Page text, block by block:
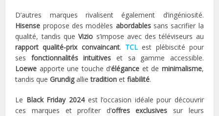
D’autres marques rivalisent également d’ingéniosité.
Hisense propose des modèles abordablessans sacrifier la
qualité, tandis queVizio s’impose avec des téléviseurs au
rapport qualité-prix convaincant. TCL est plébiscité pour
ses fonctionnalités intuitives et sa gamme accessible.
Loewe apporte une touche d’élégance et de minimalisme,
tandis queGrundigallietradition etfiabilité.
Le Black Friday 2024est l’occasion idéale pour découvrir
ces marques et profiter d’offres exclusives sur leurs